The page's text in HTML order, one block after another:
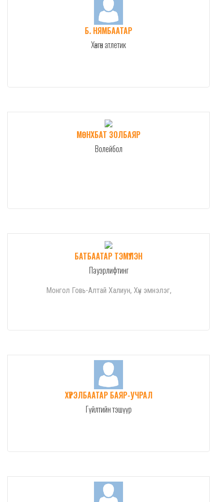
Б. НЯМБААТАР
Хөнгөн атлетик
МӨНХБАТ ЗОЛБАЯР
Волейбол
БАТБААТАР ТЭМҮҮЛЭН
Пауэрлифтинг
Монгол Говь-Алтай Халиун, Хүн эмнэлэг,
ХҮРЭЛБААТАР БАЯР-УЧРАЛ
Гүйлтийн тэшүүр